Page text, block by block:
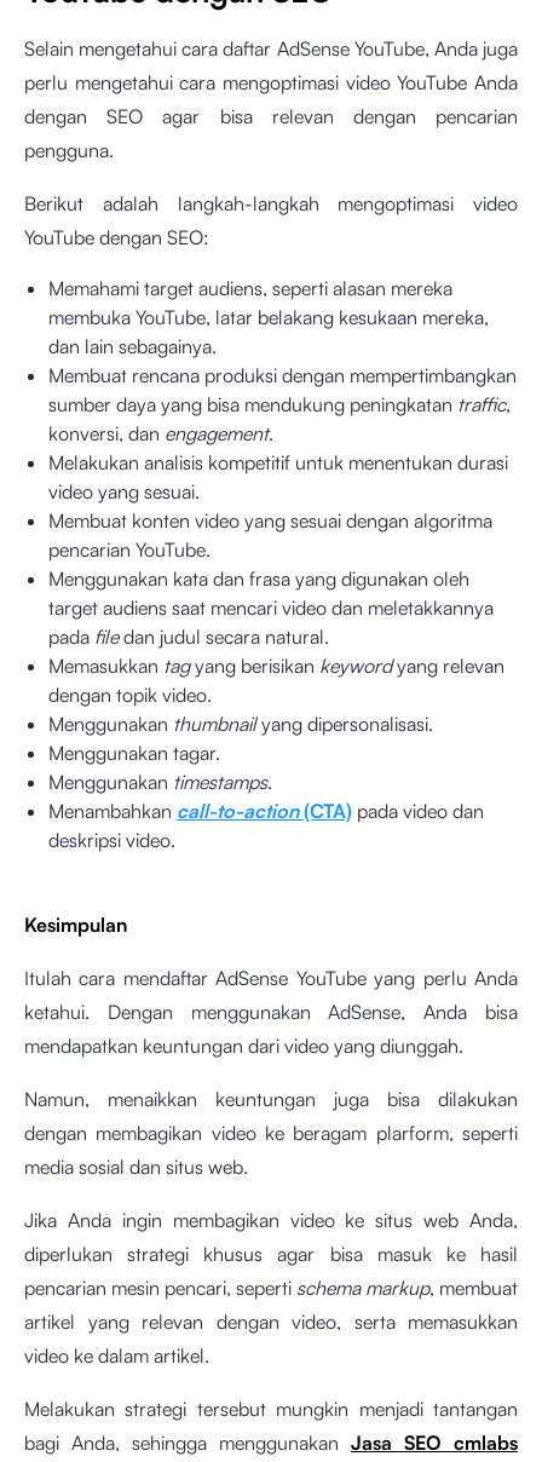
Selain mengetahui cara daftar AdSense YouTube, Anda juga
perlu mengetahui cara mengoptimasi video YouTube Anda
dengan SEO agar bisa relevan dengan pencarian
pengguna.
Berikut adalah langkah-langkah mengoptimasi video
YouTube dengan SEO:
Memahami target audiens, seperti alasan mereka
membuka YouTube, latar belakang kesukaan mereka,
dan lain sebagainya.
Membuat rencana produksi dengan mempertimbangkan
sumber daya yang bisa mendukung peningkatan traffic,
konversi, dan engagement.
Melakukan analisis kompetitif untuk menentukan durasi
video yang sesuai.
Membuat konten video yang sesuai dengan algoritma
pencarian YouTube.
Menggunakan kata dan frasa yang digunakan oleh
target audiens saat mencari video dan meletakkannya
pada filedan judul secara natural.
Memasukkan tagyang berisikan keywordyang relevan
dengan topik video.
Menggunakan thumbnailyang dipersonalisasi.
Menggunakan tagar.
Menggunakan timestamps.
Menambahkan call-to-action(CTA) pada video dan
deskripsi video.
Kesimpulan
Itulah cara mendaftar AdSense YouTube yang perlu Anda
ketahui. Dengan menggunakan AdSense, Anda bisa
mendapatkan keuntungan dari video yang diunggah.
Namun, menaikkan keuntungan juga bisa dilakukan
dengan membagikan video ke beragam plarform, seperti
media sosial dan situs web.
Jika Anda ingin membagikan video ke situs web Anda,
diperlukan strategi khusus agar bisa masuk ke hasil
pencarian mesin pencari, seperti schema markup, membuat
artikel yang relevan dengan video, serta memasukkan
video ke dalam artikel.
Melakukan strategi tersebut mungkin menjadi tantangan
bagi Anda, sehingga menggunakan Jasa SEO cmlabs